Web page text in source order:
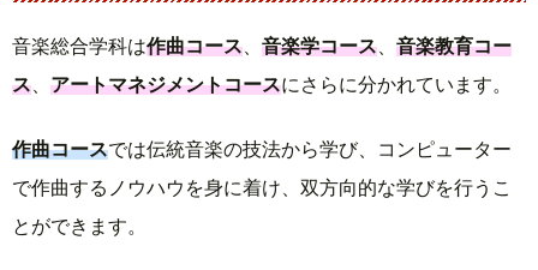
音楽総合学科は作曲コース 音楽学コース
音楽教育コー
ス
アートマネジメントコースにさらに分かれています。
作曲コースでは伝統音楽の技法から学び、コンピューター
で作曲するノウハウを身に着け、双方向的な学びを行うこ
とができます。